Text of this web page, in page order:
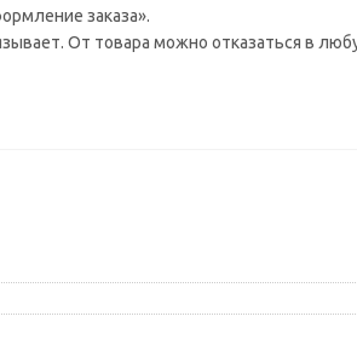
заказа».
От товара можно отказаться в